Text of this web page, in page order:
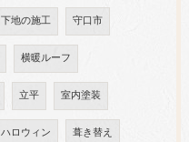
下地の施工 守口市
横暖ルーフ
立平 室内塗装
ハロウィン 葺き替え